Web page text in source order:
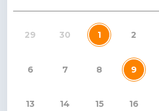
29 30 1 2
6 7 8 9
13 14 15 16